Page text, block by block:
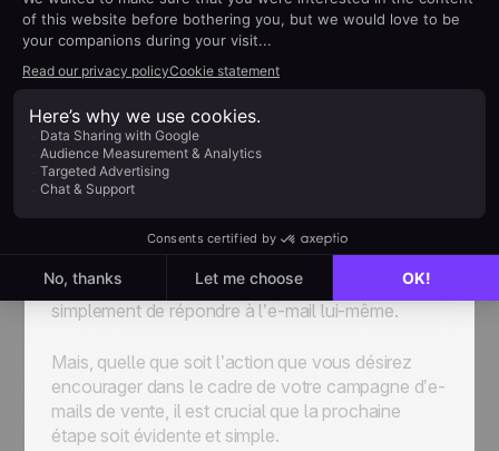
court ou trop facile à lire.
Call To Action (CTA)
Votre e-mail de vente devrait se conclure par un
appel à l’action clair et persuasif. La forme que
prend cet appel à l’action dépend de ce que vous
proposez. Il peut s’agir de planifier un appel,
d’acheter un produit, de s’inscrire à une
démonstration, de s’abonner à une liste de
diffusion, de visiter une page de renvoi ou même,
simplement de répondre à l’e-mail lui-même.
Mais, quelle que soit l’action que vous désirez
encourager dans le cadre de votre campagne d’e-
mails de vente, il est crucial que la prochaine
étape soit évidente et simple.